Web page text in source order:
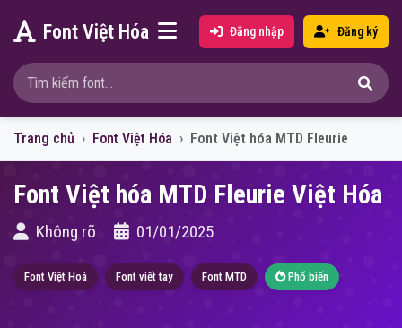
Font Việt Hóa Đăng nhập Đăng ký
Trang chủ Font Việt Hóa Font Việt hóa MTD Fleurie
Font Việt hóa MTD Fleurie Việt Hóa
Không rõ 01/01/2025
Font Việt Hoá Font viết tay Font MTD Phổ biến